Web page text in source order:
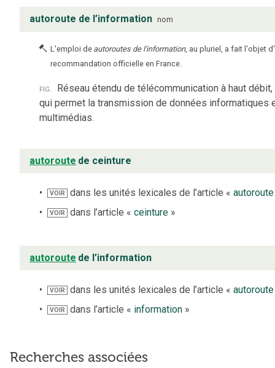
autoroute de l’information nom
L'emploi de autoroutes de l'information, au pluriel, a fait l'objet
recommandation officielle en France.
fig. Réseau étendu de télécommunication à haut débit,
qui permet la transmission de données informatiques
multimédias.
autoroute de ceinture
VOIR dans les unités lexicales de l’article «autoroute
VOIR dans l’article «ceinture »
autoroute de l’information
VOIR dans les unités lexicales de l’article «autoroute
VOIR dans l’article « information »
Recherches associées